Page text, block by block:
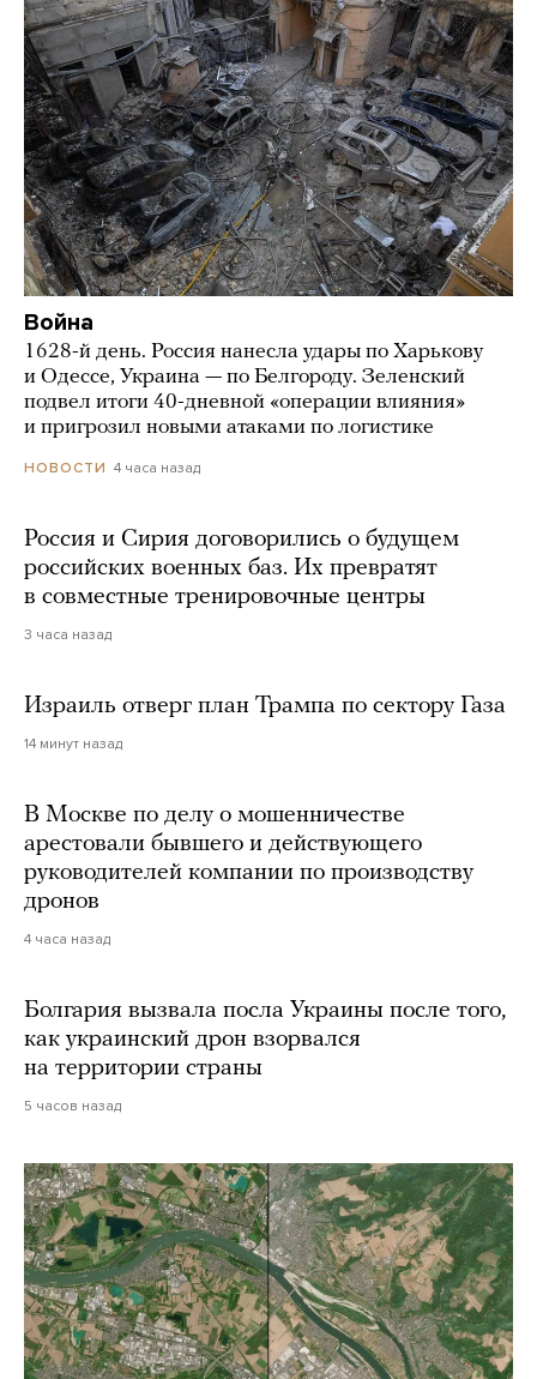
Война
1628-й день. Россия нанесла удары по Харькову
и Одессе, Украина — по Белгороду. Зеленский
подвел итоги 40-дневной «операции влияния»
и пригрозил новыми атаками по логистике
НОВОСТИ 4 часа назад
Россия и Сирия договорились о будущем
российских военных баз. Их превратят
в совместные тренировочные центры
3 часа назад
Израиль отверг план Трампа по сектору Газа
14 минут назад
В Москве по делу о мошенничестве
арестовали бывшего и действующего
руководителей компании по производству
дронов
4 часа назад
Болгария вызвала посла Украины после того,
как украинский дрон взорвался
на территории страны
5 часов назад